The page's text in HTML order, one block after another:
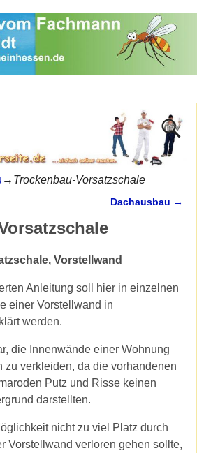
→ Trockenbau-Vorsatzschale
Dachausbau →
Vorstellwand
Anleitung soll hier in einzelnen
einer Vorstellwand in
werden.
die Innenwände einer Wohnung
zu verkleiden, da die vorhandenen
Putz und Risse keinen
darstellten.
nicht zu viel Platz durch
Vorstellwand verloren gehen sollte,